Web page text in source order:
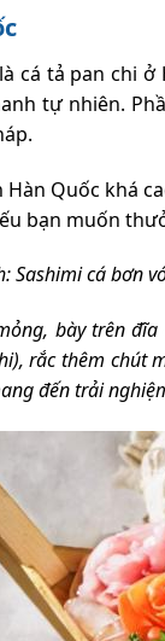
cá tả pan chi
tự nhiên.
Hàn Quốc khá
bạn muốn
Sashimi cá bơn
bày trên
rắc thêm chút
đến trải